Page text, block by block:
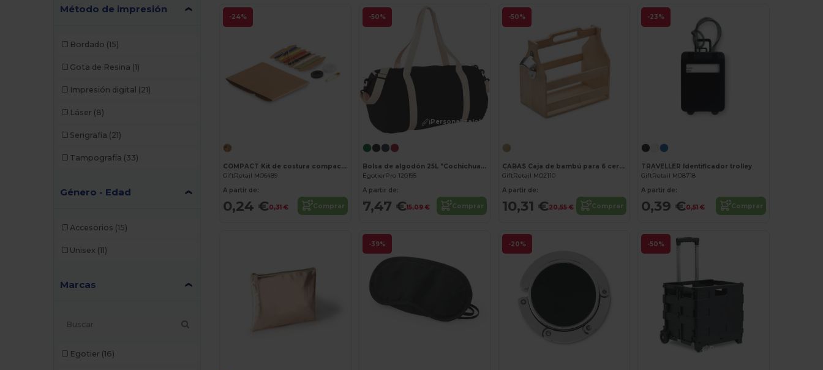
Método de impresión
Bordado (15)
Gota de Resina (1)
Impresión digital (21)
Láser (8)
Serigrafía (21)
Tampografía (33)
Género - Edad
Accesorios (15)
Unisex (11)
Marcas
Egotier (16)
-24%
COMPACT Kit de costura compacto
GiftRetail MO6489
A partir de:
0,24 €0,31 € Comprar
-50%
¡Personalízalo!
Bolsa de algodón 25L "Cochichuate"
EgotierPro 120195
A partir de:
7,47 €15,09 € Comprar
-50%
CABAS Caja de bambú para 6 cervezas
GiftRetail MO2110
A partir de:
10,31 €20,55 € Comprar
-23%
TRAVELLER Identificador trolley
GiftRetail MO8718
A partir de:
0,39 €0,51 € Comprar
-39% -20% -50%